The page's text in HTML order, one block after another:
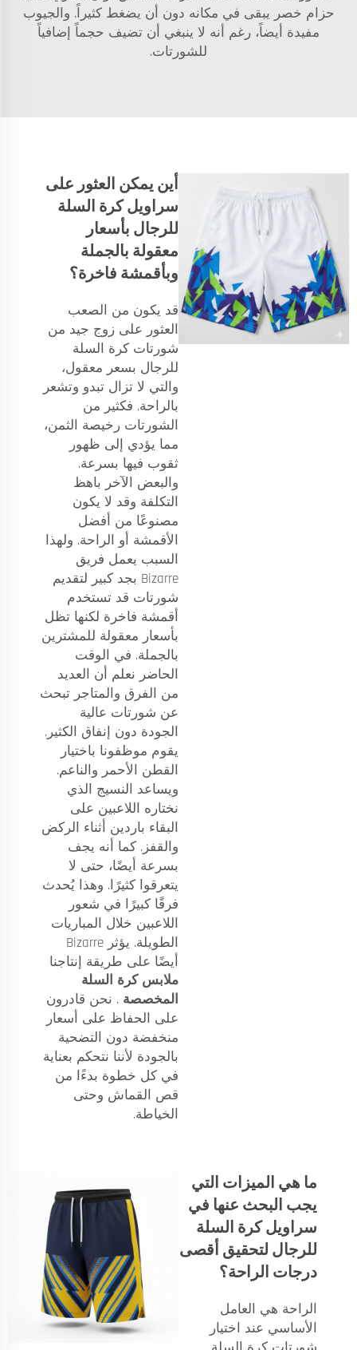
حزام خصر يبقى في مكانه دون أن يضغط كثيراً. والجيوب
مفيدة أيضاً، رغم أنه لا ينبغي أن تضيف حجماً إضافياً
للشورتات.
أين يمكن العثور على
سراويل كرة السلة
للرجال بأسعار
معقولة بالجملة
وبأقمشة فاخرة؟
قد يكون من الصعب
العثور على زوج جيد من
شورتات كرة السلة
للرجال بسعر معقول،
والتي لا تزال تبدو وتشعر
بالراحة. فكثير من
الشورتات رخيصة الثمن،
مما يؤدي إلى ظهور
ثقوب فيها بسرعة.
والبعض الآخر باهظ
التكلفة وقد لا يكون
مصنوعًا من أفضل
الأقمشة أو الراحة. ولهذا
السبب يعمل فريق
Bizarre بجد كبير لتقديم
شورتات قد تستخدم
أقمشة فاخرة لكنها تظل
بأسعار معقولة للمشترين
بالجملة. في الوقت
الحاضر نعلم أن العديد
من الفرق والمتاجر تبحث
عن شورتات عالية
الجودة دون إنفاق الكثير.
يقوم موظفونا باختيار
القطن الأحمر والناعم.
ويساعد النسيج الذي
نختاره اللاعبين على
البقاء باردين أثناء الركض
والقفز. كما أنه يجف
بسرعة أيضًا، حتى لا
يتعرقوا كثيرًا. وهذا يُحدث
فرقًا كبيرًا في شعور
اللاعبين خلال المباريات
الطويلة. يؤثر Bizarre
أيضًا على طريقة إنتاجنا
ملابس كرة السلة
المخصصة . نحن قادرون
على الحفاظ على أسعار
منخفضة دون التضحية
بالجودة لأننا نتحكم بعناية
في كل خطوة بدءًا من
قص القماش وحتى
الخياطة.
ما هي الميزات التي
يجب البحث عنها في
سراويل كرة السلة
للرجال لتحقيق أقصى
درجات الراحة؟
الراحة هي العامل
الأساسي عند اختيار